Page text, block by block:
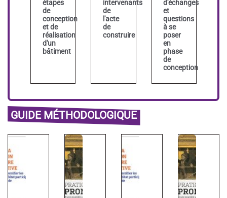
étapes
de
conception
et de
réalisation
d'un
bâtiment
intervenants
de
l'acte
de
construire
d'échanges
et
questions
à se
poser
en
phase
de
conception
GUIDE MÉTHODOLOGIQUE